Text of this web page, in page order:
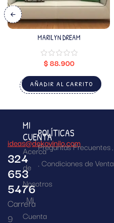
MARILYN DREAM
$88.900
AÑADIR AL CARRITO
ideas@dekovinilo.com
324
653
5476
Carrera
9
MI
CUENTA
Acerca
de
Nosotros
Mi
Cuenta
POLÍTICAS
Preguntas Frecuentes
Condiciones de Venta